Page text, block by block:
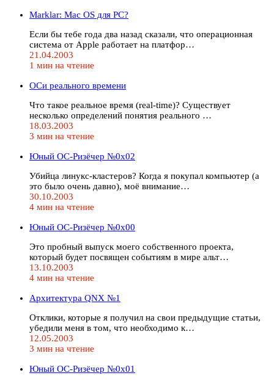
Marklar: Mac OS для PC?
Если бы тебе года два назад сказали, что операционная
система от Apple работает на платфор…
21.04.2003
1 мин на чтение
ОСи реального времени
Что такое реальное время (real-time)? Существует
несколько определений понятия реального …
18.03.2003
3 мин на чтение
Юный ОС-Ризёчер №0x02
Убийца линукс-кластеров? Когда я покупал компьютер (а
это было очень давно), моё внимание…
30.10.2003
4 мин на чтение
Юный ОС-Ризёчер №0x00
Это пробный выпуск моего собственного проекта,
который будет посвящен событиям в мире альт…
13.10.2003
4 мин на чтение
Архитектура QNX №1
Отклики, которые я получил на свои предыдущие статьи,
убедили меня в том, что необходимо к…
12.05.2003
3 мин на чтение
Юный ОС-Ризёчер №0x01